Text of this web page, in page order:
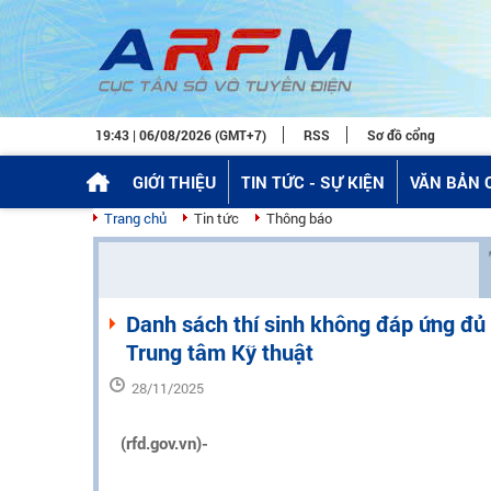
19:43 | 06/08/2026 (GMT+7) RSS Sơ đồ cổng
GIỚI THIỆU TIN TỨC - SỰ KIỆN VĂN BẢN
Trang chủ Tin tức Thông báo
Danh sách thí sinh không đáp ứng
Trung tâm Kỹ thuật
28/11/2025
(rfd.gov.vn)-